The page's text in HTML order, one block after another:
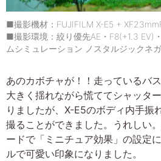
■撮影機材：FUJIFILM X-E5 +
■撮影環境：絞り優先AE・F8(+1.3 EV)
ムシミュレーション ノスタルジックネ
あのカボチャが！！走っているバ
大きく揺れながら慌ててシャッタ
りましたが、X-E5のボディ内手振
撮ることができました。うれしい
ードで「ミニチュア効果」の設定
ルで可愛い印象になりました。